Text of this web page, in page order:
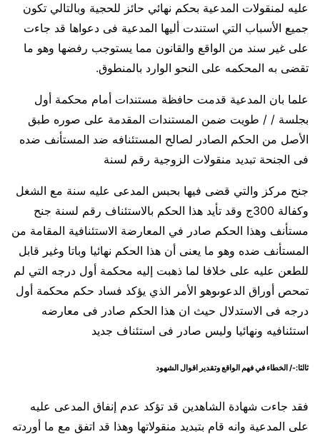
عليه لمنقولات المدعية بحكم نهائي حائز للحجية وبالتالي تكون
جميع الأسباب التي استندت أليها المدعية فى دعواها قد جاءت
على غير سند من الواقع والقانون مما يستوجب رفضها وهو ما
تقضى به المحكمه على النحو الوارد بالمنطوق.
علما بان المدعية قدمت حافظة مستندات أمام محكمة أول
بجلسة / / طويت ضمن المستندات المقدمة على صوره طبق
الأصل من الحكم الصادر لصالح المستئنافه ضد المستأنف ضده
فى الجنحة تبديد منقولات الزوجية رقم لسنة
جنح مركز والتي قضى فيها بحبس المدعى عليه سنة مع الشغل
وكفالة 300ج وقد تأيد هذا الحكم بالاستئناف رقم لسنة جنح
مستأنف وهذا الحكم صادر في المعارضة الاستئنافية المقامة من
المستأنف ضده وهو ما يعنى أن هذا الحكم نهائيا وباتا وغير قابل
للطعن عليه على خلافا لما ذهبت إليه محكمة أول درجه التي لم
تمحص أوراق الدعوىوهو الأمر الذي يؤكد فساد حكم محكمة أول
درجه فى الاستدلال حيث ان هذا الحكم صادر فى معارضه
استئنافيه ونهائيا وليس صادر فى استئناف جديد
ثالثا:-/ الخطاء في فهم الواقع وتقدير اقوال الشهود
فقد جاءت شهادة الشاهدين قد تؤكد عدم إنفاق المدعى عليه
على المدعية وانه قام بتبديد منقولاتها وهذا قد اتفق مع ما أوردته